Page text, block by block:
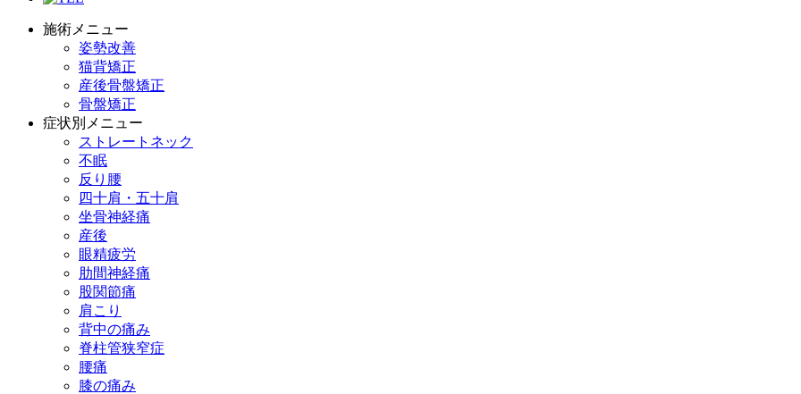
施術メニュー
姿勢改善
猫背矯正
産後骨盤矯正
骨盤矯正
症状別メニュー
ストレートネック
不眠
反り腰
四十肩・五十肩
坐骨神経痛
産後
眼精疲労
肋間神経痛
股関節痛
肩こり
背中の痛み
脊柱管狭窄症
腰痛
膝の痛み